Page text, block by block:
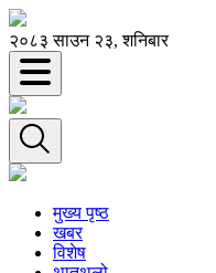
२०८३ साउन २३, शनिबार
मुख्य पृष्ठ
खबर
विशेष